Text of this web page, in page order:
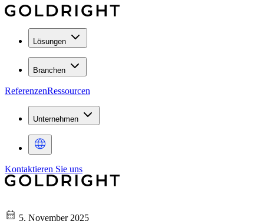
Lösungen
Branchen
ReferenzenRessourcen
Unternehmen
Kontaktieren Sie uns
5. November 2025